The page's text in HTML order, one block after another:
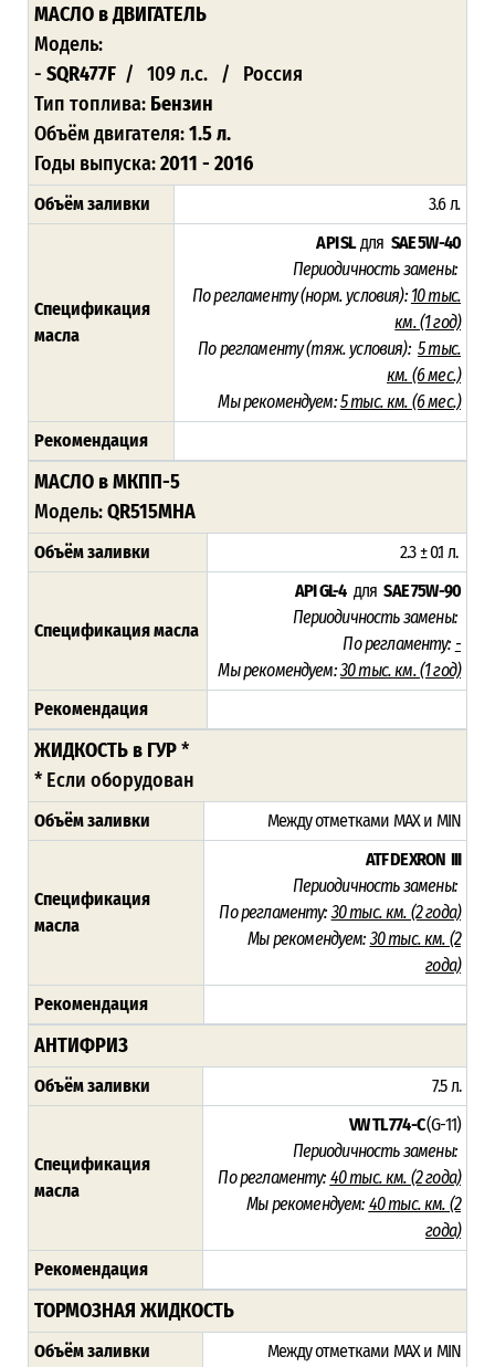
МАСЛО в ДВИГАТЕЛЬ
Модель:
- SQR477F / 109 л.с. / Россия
Тип топлива: Бензин
Объём двигателя:1.5 л.
Годы выпуска:2011 - 2016
Объём заливки 3.6 л.
Спецификация
масла
API SLдля SAE 5W-40
Периодичность замены:
По регламенту (норм. условия): 10 тыс.
км. (1 год)
По регламенту (тяж. условия): 5 тыс.
км. (6 мес.)
Мы рекомендуем:5 тыс. км. (6 мес.)
Рекомендация
МАСЛО в МКПП-5
Модель:QR515MHA
Объём заливки 2.3 ± 0.1 л.
Спецификация масла
API GL-4дляSAE 75W-90
Периодичность замены:
По регламенту: -
Мы рекомендуем:30 тыс. км. (1 год)
Рекомендация
ЖИДКОСТЬ в ГУР*
* Если оборудован
Объём заливки Между отметками MAX и MIN
Спецификация
масла
ATF DEXRON III
Периодичность замены:
По регламенту: 30 тыс. км. (2 года)
Мы рекомендуем:30 тыс. км. (2
года)
Рекомендация
АНТИФРИЗ
Объём заливки 7.5 л.
Спецификация
масла
VW TL 774-C(G-11)
Периодичность замены:
По регламенту: 40 тыс. км. (2 года)
Мы рекомендуем: 40 тыс. км. (2
года)
Рекомендация
ТОРМОЗНАЯ ЖИДКОСТЬ
Объём заливки Между отметками MAX и MIN